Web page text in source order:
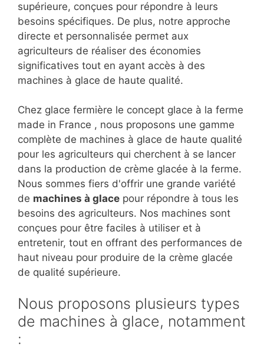
supérieure, conçues pour répondre à leurs
besoins spécifiques. De plus, notre approche
directe et personnalisée permet aux
agriculteurs de réaliser des économies
significatives tout en ayant accès à des
machines à glace de haute qualité.
Chez glace fermière le concept glace à la ferme
made in France , nous proposons une gamme
complète de machines à glace de haute qualité
pour les agriculteurs qui cherchent à se lancer
dans la production de crème glacée à la ferme.
Nous sommes fiers d'offrir une grande variété
de machines à glace pour répondre à tous les
besoins des agriculteurs. Nos machines sont
conçues pour être faciles à utiliser et à
entretenir, tout en offrant des performances de
haut niveau pour produire de la crème glacée
de qualité supérieure.
Nous proposons plusieurs types
de machines à glace, notamment
: